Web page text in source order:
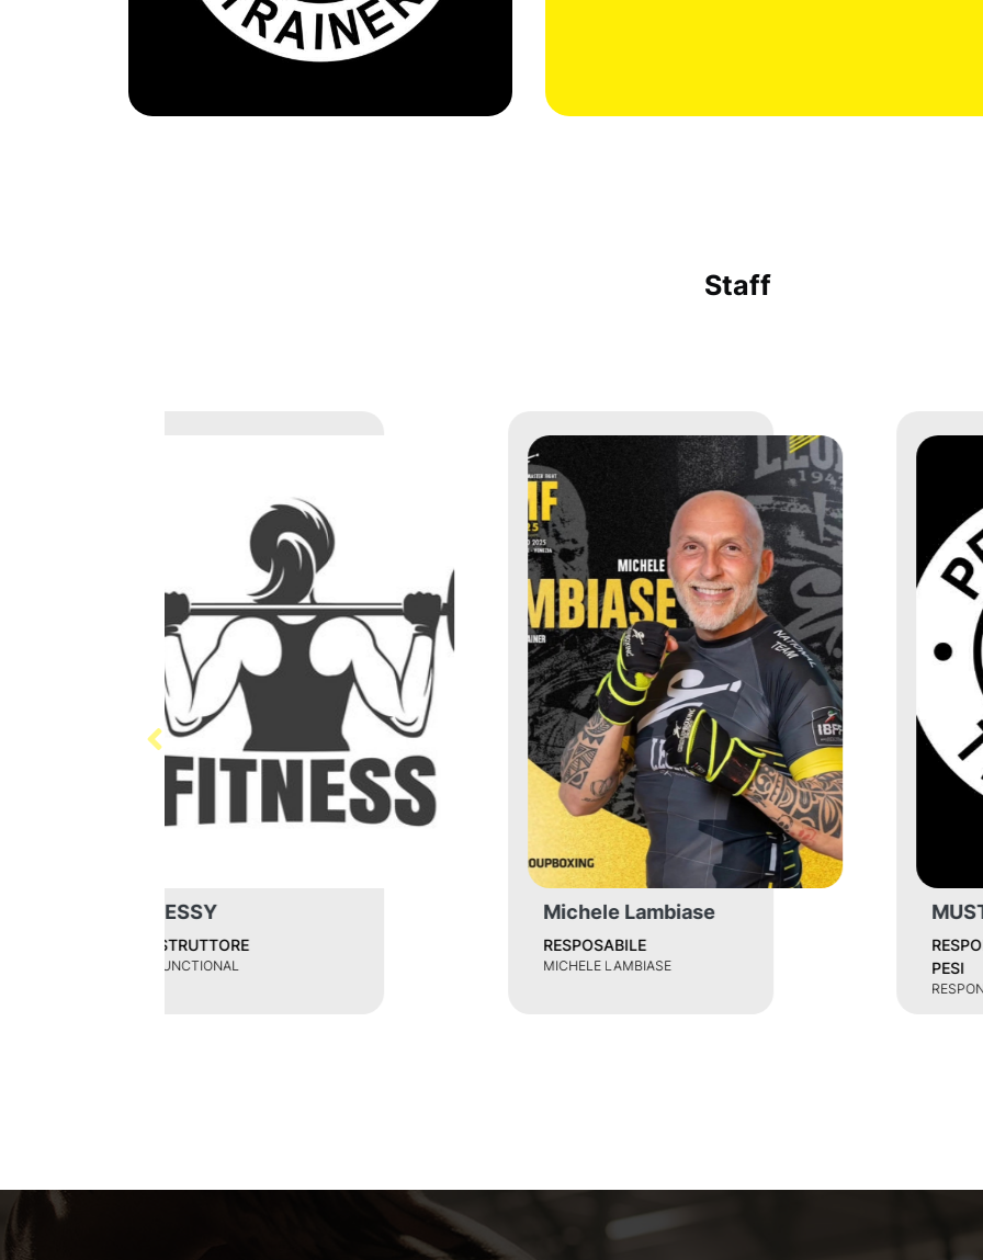
Staff
Michele Lambiase
RESPOSABILE
MICHELE LAMBIASE
MUSTY
RESPONSABILE SALA
PESI